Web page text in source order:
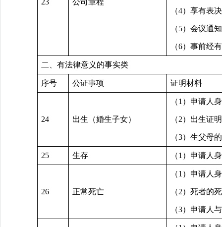
23
公司章程
（4）享有表
（5）会议通
（6）事前经
二、有法律意义的事实类
序号 公证事项 证明材料
24 出生（婚生子女）
（1）申请人
（2）出生证
（3）生父母
25 生存 （1）申请人
26 正常死亡
（1）申请人
（2）死者的
（3）申请人